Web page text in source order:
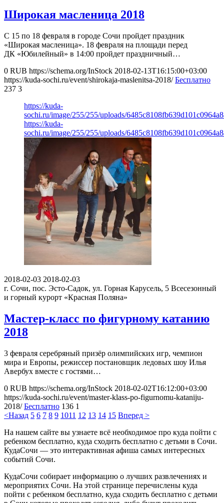
Широкая масленица 2018
С 15 по 18 февраля в городе Сочи пройдет праздник
«Широкая масленица». 18 февраля на площади перед
ДК «Юбилейный» в 14:00 пройдет праздничный…
0 RUB https://schema.org/InStock 2018-02-13T16:15:00+03:00
https://kuda-sochi.ru/event/shirokaja-maslenitsa-2018/ Бесплатно
237 3
https://kuda-
sochi.ru/image/255/255/uploads/
https://kuda-
sochi.ru/image/255/255/uploads/
2018-02-03 2018-02-03
г. Сочи, пос. Эсто-Садок, ул. Горная Карусель, 5 Всесезонный
и горный курорт «Красная Поляна»
Мастер-класс по фигурному катанию
2018
3 февраля серебряный призёр олимпийских игр, чемпион
мира и Европы, режиссер постановщик ледовых шоу Илья
Авербух вместе с гостями…
0 RUB https://schema.org/InStock 2018-02-02T16:12:00+03:00
https://kuda-sochi.ru/event/master-klass-po-figurnomu-kataniju-
2018/ Бесплатно 136 1
<Назад 5 6 7 8 9 1011 12 13 14 15 Вперед >
На нашем сайте вы узнаете всё необходимое про куда пойти с
ребенком бесплатно, куда сходить бесплатно с детьми в Сочи.
КудаСочи — это интерактивная афиша самых интересных
событий Сочи.
КудаСочи собирает информацию о лучших развлечениях и
мероприятих Сочи. На этой странице перечислены куда
пойти с ребенком бесплатно, куда сходить бесплатно с детьми